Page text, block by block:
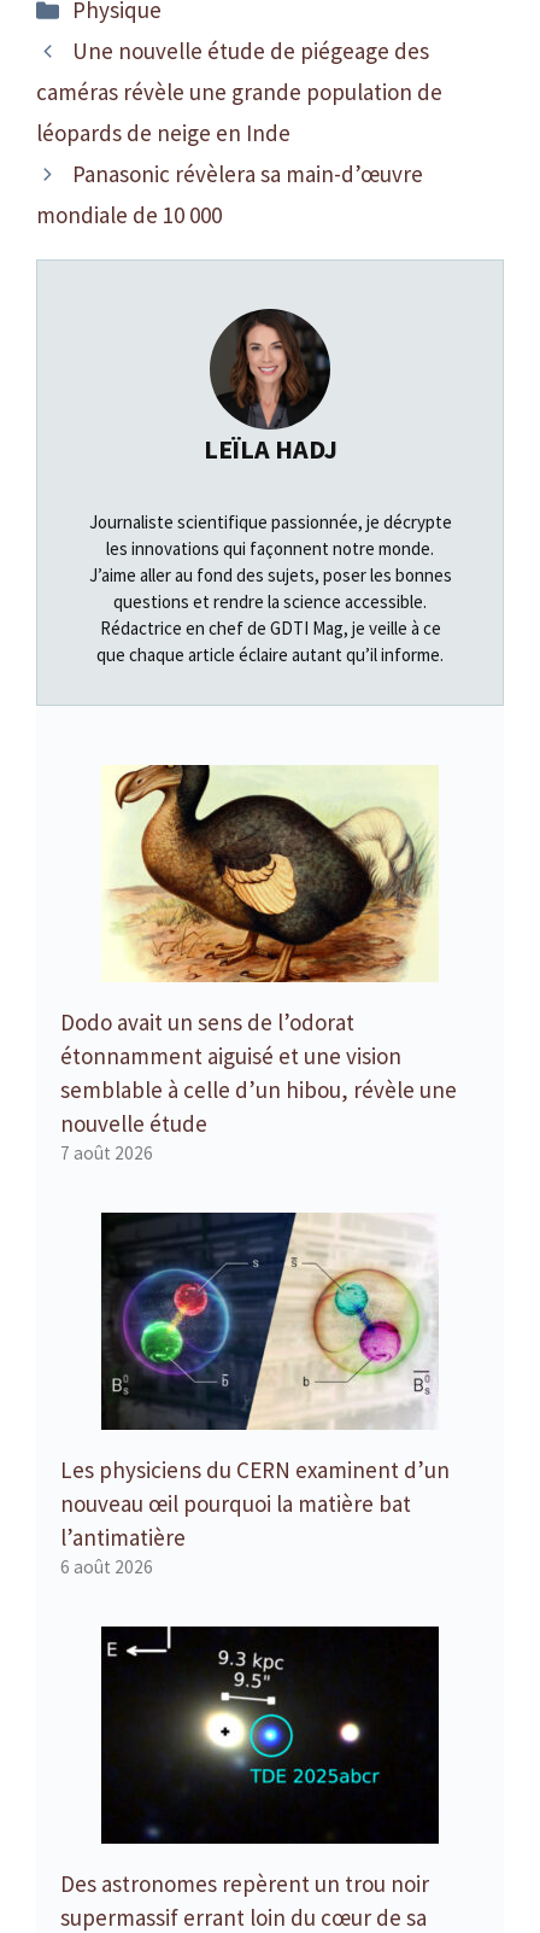
Physique
Une nouvelle étude de piégeage des
caméras révèle une grande population de
léopards de neige en Inde
Panasonic révèlera sa main-d’œuvre
mondiale de 10 000
LEÏLA HADJ
Journaliste scientifique passionnée, je décrypte
les innovations qui façonnent notre monde.
J’aime aller au fond des sujets, poser les bonnes
questions et rendre la science accessible.
Rédactrice en chef de GDTI Mag, je veille à ce
que chaque article éclaire autant qu’il informe.
Dodo avait un sens de l’odorat
étonnamment aiguisé et une vision
semblable à celle d’un hibou, révèle une
nouvelle étude
7 août 2026
Les physiciens du CERN examinent d’un
nouveau œil pourquoi la matière bat
l’antimatière
6 août 2026
Des astronomes repèrent un trou noir
supermassif errant loin du cœur de sa